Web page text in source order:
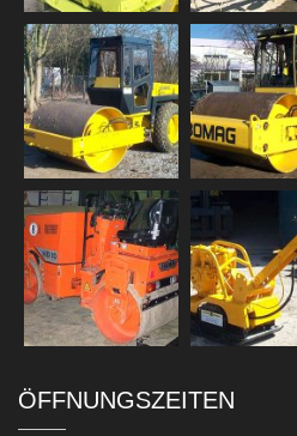
ÖFFNUNGSZEITEN